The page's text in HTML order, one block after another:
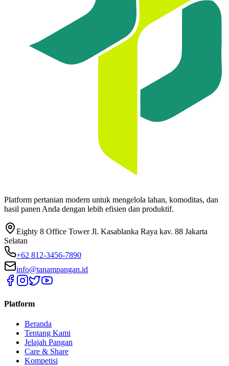
Platform pertanian modern untuk mengelola lahan, komoditas, dan
hasil panen Anda dengan lebih efisien dan produktif.
Eighty 8 Office Tower Jl. Kasablanka Raya kav. 88 Jakarta
Selatan
+62 812-3456-7890
info@tanampangan.id
Platform
Beranda
Tentang Kami
Jelajah Pangan
Care & Share
Kompetisi